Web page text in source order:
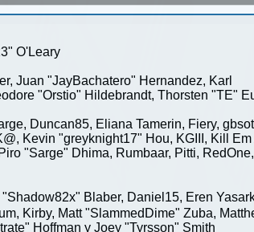
O'Leary
Juan "JayBachatero" Hernandez, Karl
"Orstio" Hildebrandt, Thorsten "TE"
Duncan85, Eliana Tamerin, Fiery,
Kevin "greyknight17" Hou, KGIII, Kill Em
"Sarge" Dhima, Rumbaar, Pitti,
Blaber, Daniel15, Eren
Kirby, Matt "SlammedDime" Zuba,
Hoffman y Joey "Tyrsson" Smith